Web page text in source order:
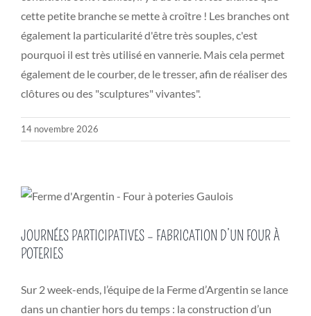
cette petite branche se mette à croître ! Les branches ont
également la particularité d'être très souples, c'est
pourquoi il est très utilisé en vannerie. Mais cela permet
également de le courber, de le tresser, afin de réaliser des
clôtures ou des "sculptures" vivantes".
14 novembre 2026
JOURNÉES PARTICIPATIVES – FABRICATION D’UN FOUR À
POTERIES
Sur 2 week-ends, l’équipe de la Ferme d’Argentin se lance
dans un chantier hors du temps : la construction d’un